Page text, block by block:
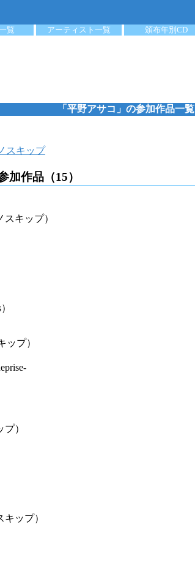
覧 アーティスト一覧 頒布年別CD
「平野アサコ」の参加作品一覧
スキップ
加作品（15）
スキップ）
ップ）
プ）
キップ）